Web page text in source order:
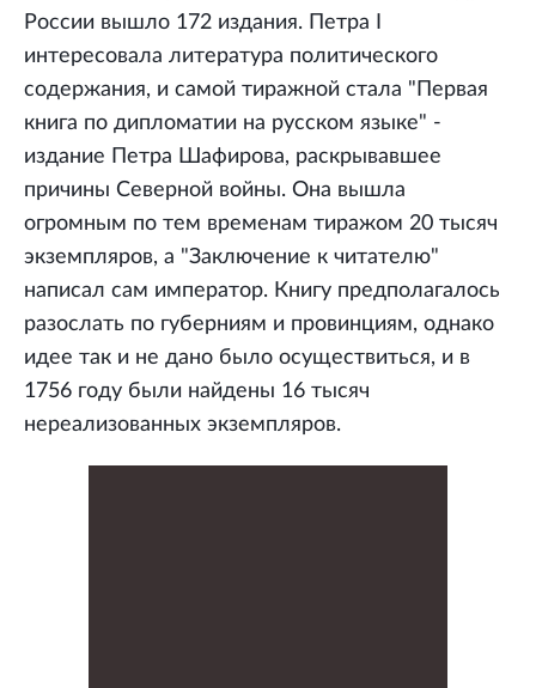
России вышло 172 издания. Петра I
интересовала литература политического
содержания, и самой тиражной стала "Первая
книга по дипломатии на русском языке" -
издание Петра Шафирова, раскрывавшее
причины Северной войны. Она вышла
огромным по тем временам тиражом 20 тысяч
экземпляров, а "Заключение к читателю"
написал сам император. Книгу предполагалось
разослать по губерниям и провинциям, однако
идее так и не дано было осуществиться, и в
1756 году были найдены 16 тысяч
нереализованных экземпляров.